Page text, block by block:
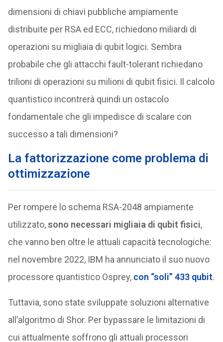
dimensioni di chiavi pubbliche ampiamente
distribuite per RSA ed ECC, richiedono miliardi di
operazioni su migliaia di qubit logici. Sembra
probabile che gli attacchi fault-tolerant richiedano
trilioni di operazioni su milioni di qubit fisici. Il calcolo
quantistico incontrerà quindi un ostacolo
fondamentale che gli impedisce di scalare con
successo a tali dimensioni?
La fattorizzazione come problema di
ottimizzazione
Per rompere lo schema RSA-2048 ampiamente
utilizzato,sono necessari migliaia di qubit fisici,
che vanno ben oltre le attuali capacità tecnologiche:
nel novembre 2022, IBM ha annunciato il suo nuovo
processore quantistico Osprey, con “soli” 433 qubit.
Tuttavia, sono state sviluppate soluzioni alternative
all’algoritmo di Shor. Per bypassare le limitazioni di
cui attualmente soffrono gli attuali processori